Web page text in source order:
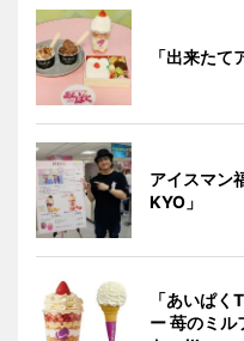
「出来た
アイスマン
KYO」
「あいぱ
ー 苺のミル